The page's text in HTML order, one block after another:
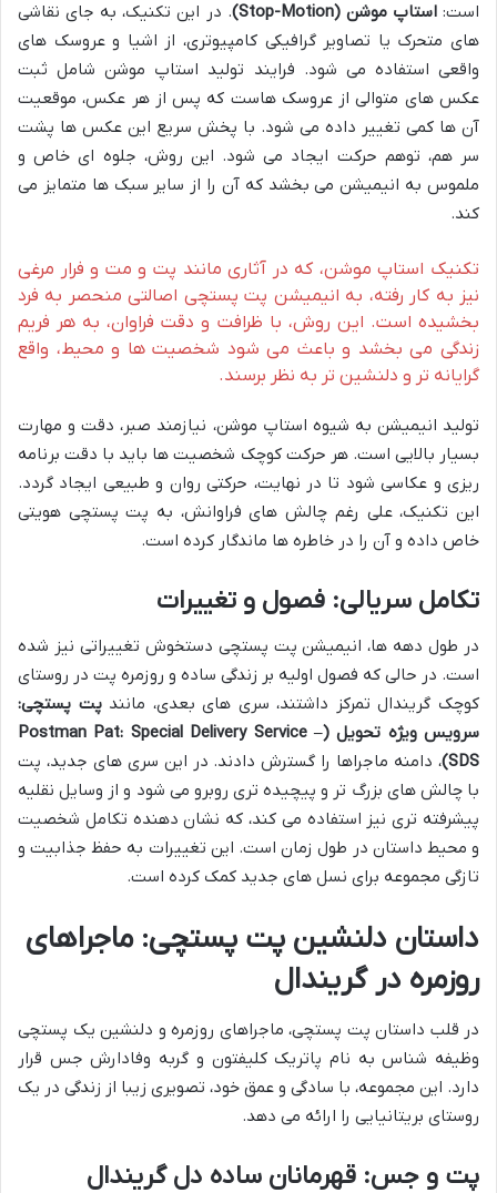
است:استاپ موشن (Stop-Motion)
. در این تکنیک، به جای نقاشی
های متحرک یا تصاویر گرافیکی کامپیوتری، از اشیا و عروسک های
واقعی استفاده می شود. فرایند تولید استاپ موشن شامل ثبت
عکس های متوالی از عروسک هاست که پس از هر عکس، موقعیت
آن ها کمی تغییر داده می شود. با پخش سریع این عکس ها پشت
سر هم، توهم حرکت ایجاد می شود. این روش، جلوه ای خاص و
ملموس به انیمیشن می بخشد که آن را از سایر سبک ها متمایز می
کند.
تکنیک استاپ موشن، که در آثاری مانند پت و مت و فرار مرغی
نیز به کار رفته، به انیمیشن پت پستچی اصالتی منحصر به فرد
بخشیده است. این روش، با ظرافت و دقت فراوان، به هر فریم
زندگی می بخشد و باعث می شود شخصیت ها و محیط، واقع
گرایانه تر و دلنشین تر به نظر برسند.
تولید انیمیشن به شیوه استاپ موشن، نیازمند صبر، دقت و مهارت
بسیار بالایی است. هر حرکت کوچک شخصیت ها باید با دقت برنامه
ریزی و عکاسی شود تا در نهایت، حرکتی روان و طبیعی ایجاد گردد.
این تکنیک، علی رغم چالش های فراوانش، به پت پستچی هویتی
خاص داده و آن را در خاطره ها ماندگار کرده است.
تکامل سریالی: فصول و تغییرات
در طول دهه ها، انیمیشن پت پستچی دستخوش تغییراتی نیز شده
است. در حالی که فصول اولیه بر زندگی ساده و روزمره پت در روستای
کوچک گریندال تمرکز داشتند، سری های بعدی، مانندپت پستچی:
سرویس ویژه تحویل (Postman Pat: Special Delivery Service –
SDS) ، دامنه ماجراها را گسترش دادند. در این سری های جدید، پت
با چالش های بزرگ تر و پیچیده تری روبرو می شود و از وسایل نقلیه
پیشرفته تری نیز استفاده می کند، که نشان دهنده تکامل شخصیت
و محیط داستان در طول زمان است. این تغییرات به حفظ جذابیت و
تازگی مجموعه برای نسل های جدید کمک کرده است.
داستان دلنشین پت پستچی: ماجراهای
روزمره در گریندال
در قلب داستان پت پستچی، ماجراهای روزمره و دلنشین یک پستچی
وظیفه شناس به نام پاتریک کلیفتون و گربه وفادارش جس قرار
دارد. این مجموعه، با سادگی و عمق خود، تصویری زیبا از زندگی در یک
روستای بریتانیایی را ارائه می دهد.
پت و جس: قهرمانان ساده دل گریندال